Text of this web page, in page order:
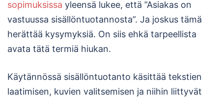
sopimuksissa yleensä lukee, että ”Asiakas on
vastuussa sisällöntuotannosta”. Ja joskus tämä
herättää kysymyksiä. On siis ehkä tarpeellista
avata tätä termiä hiukan.
Käytännössä sisällöntuotanto käsittää tekstien
laatimisen, kuvien valitsemisen ja niihin liittyvät